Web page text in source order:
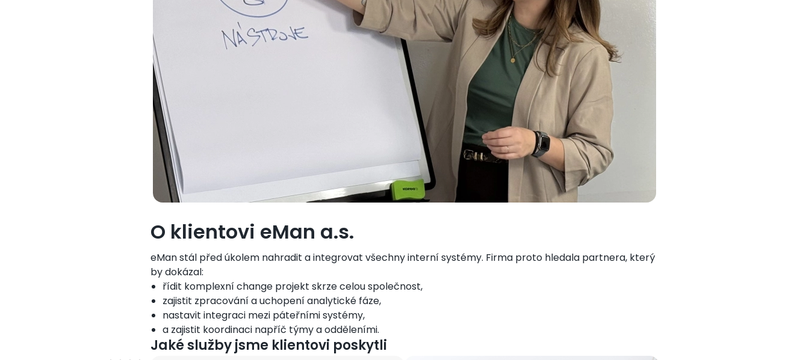
O klientovi eMan a.s.
eMan stál před úkolem nahradit a integrovat všechny interní systémy. Firma proto hledala partnera, který
by dokázal:
řídit komplexní change projekt skrze celou společnost,
zajistit zpracování a uchopení analytické fáze,
nastavit integraci mezi páteřními systémy,
a zajistit koordinaci napříč týmy a odděleními.
Jaké služby jsme klientovi poskytli